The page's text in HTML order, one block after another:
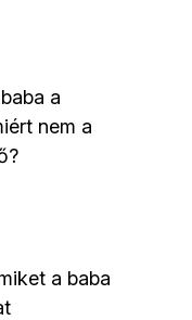
a
nem a
a baba